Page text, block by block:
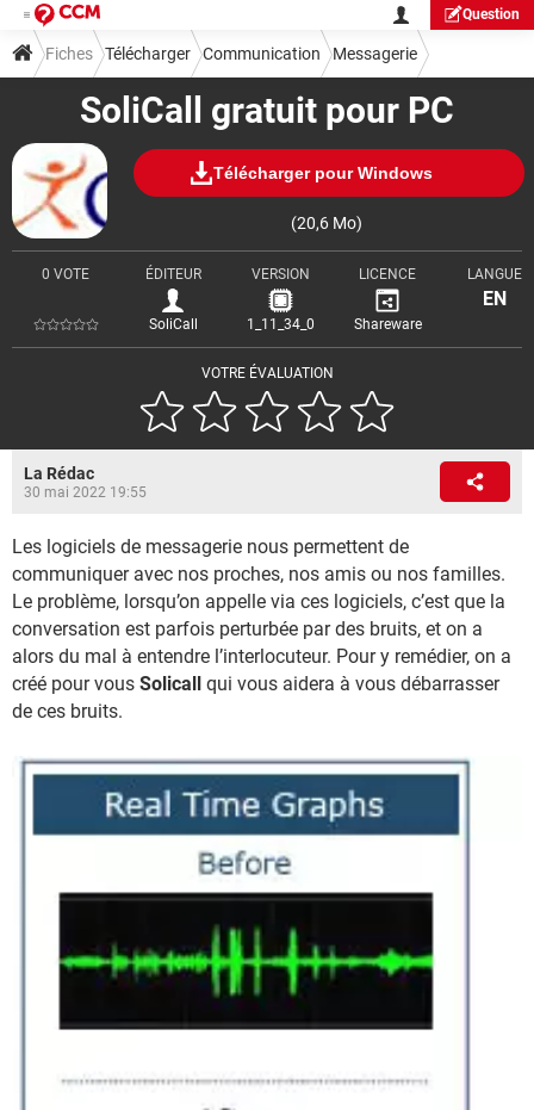
Question
SoliCall gratuit pour PC
Télécharger pour Windows
(20,6 Mo)
VOTRE ÉVALUATION
0 VOTE ÉDITEUR
SoliCall
VERSION
1_11_34_0
LICENCE
Shareware
LANGUE
EN
Fiches Télécharger Communication Messagerie
La Rédac
30 mai 2022 19:55
Les logiciels de messagerie nous permettent de
communiquer avec nos proches, nos amis ou nos familles.
Le problème, lorsqu’on appelle via ces logiciels, c’est que la
conversation est parfois perturbée par des bruits, et on a
alors du mal à entendre l’interlocuteur. Pour y remédier, on a
créé pour vous Solicall qui vous aidera à vous débarrasser
de ces bruits.